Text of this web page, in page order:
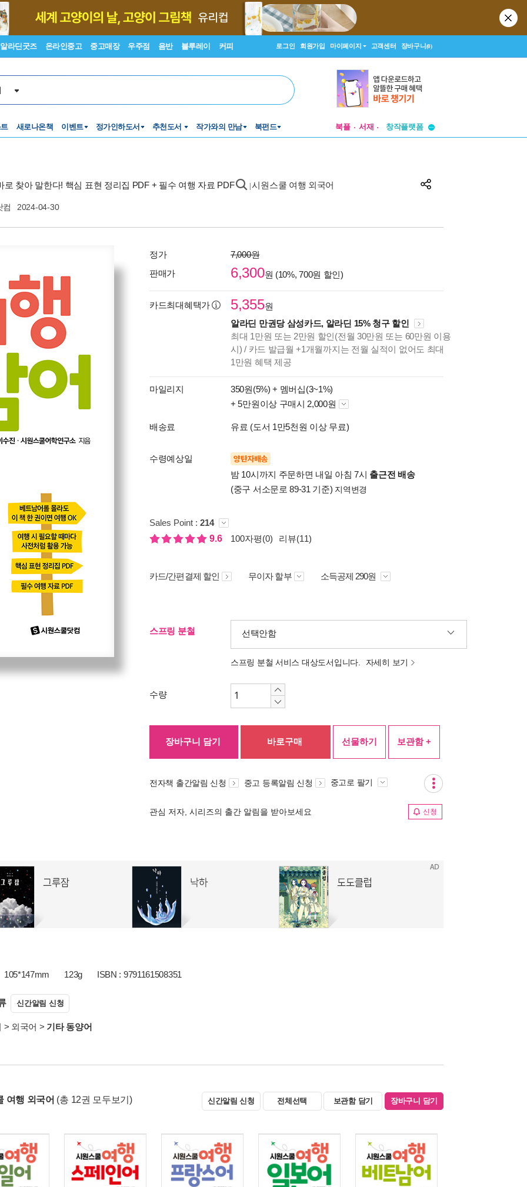
알라딘굿즈 온라인중고 중고매장 우주점 음반 블루레이 커피 로그인 회원가입 마이페이지 고객센터 장바구니(0)
새로나온책 이벤트 정가인하도서 추천도서 작가와의 만남 북펀드 북플 서재
창작플랫폼
로 찾아 말한다! 핵심 표현 정리집 PDF + 필수 여행 자료 PDF |시원스쿨 여행 외국어
컴 2024-04-30
정가
7,000원
판매가
6,300원 (10%, 700원 할인)
카드최대혜택가 5,355원
알라딘 만권당 삼성카드, 알라딘 15% 청구 할인
최대 1만원 또는 2만원 할인(전월 30만원 또는 60만원 이용
시) / 카드 발급월 +1개월까지는 전월 실적이 없어도 최대
1만원 혜택 제공
마일리지 350원(5%) + 멤버십(3~1%)
+ 5만원이상 구매시 2,000원
배송료 유료 (도서 1만5천원 이상 무료)
수령예상일 양탄자배송
밤 10시까지 주문하면 내일 아침 7시 출근전 배송
(중구 서소문로 89-31 기준) 지역변경
Sales Point : 214
9.6
100자평(0) 리뷰(11)
카드/간편결제 할인 무이자 할부 소득공제 290원
스프링 분철 선택안함
스프링 분철 서비스 대상도서입니다. 자세히 보기
수량
장바구니 담기 바로구매 선물하기 보관함 +
전자책 출간알림 신청 중고 등록알림 신청 중고로 팔기
관심 저자, 시리즈의 출간 알림을 받아보세요 신청
105*147mm 123g ISBN : 9791161508351
신간알림 신청
> 외국어 > 기타 동양어
여행 외국어 (총 12권 모두보기) 신간알림 신청 전체선택 보관함 담기 장바구니 담기